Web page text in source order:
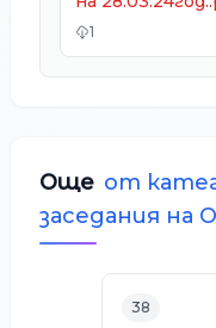
1
Още от
заседания на
38